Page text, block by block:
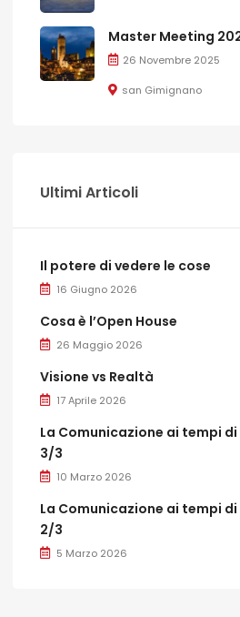
Master Meeting
26 Novembre 2025
san Gimignano
Ultimi Articoli
Il potere di vedere le cose
16 Giugno 2026
Cosa è l’Open House
26 Maggio 2026
Visione vs Realtà
17 Aprile 2026
La Comunicazione ai tempi
3/3
10 Marzo 2026
La Comunicazione ai tempi
2/3
5 Marzo 2026